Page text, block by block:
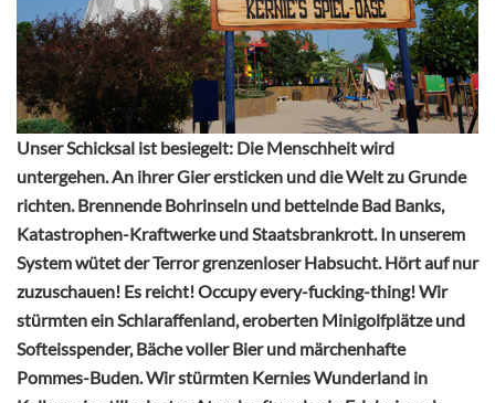
Unser Schicksal ist besiegelt: Die Menschheit wird
untergehen. An ihrer Gier ersticken und die Welt zu Grunde
richten. Brennende Bohrinseln und bettelnde Bad Banks,
Katastrophen-Kraftwerke und Staatsbrankrott. In unserem
System wütet der Terror grenzenloser Habsucht. Hört auf nur
zuzuschauen! Es reicht! Occupy every-fucking-thing! Wir
stürmten ein Schlaraffenland, eroberten Minigolfplätze und
Softeisspender, Bäche voller Bier und märchenhafte
Pommes-Buden. Wir stürmten Kernies Wunderland in